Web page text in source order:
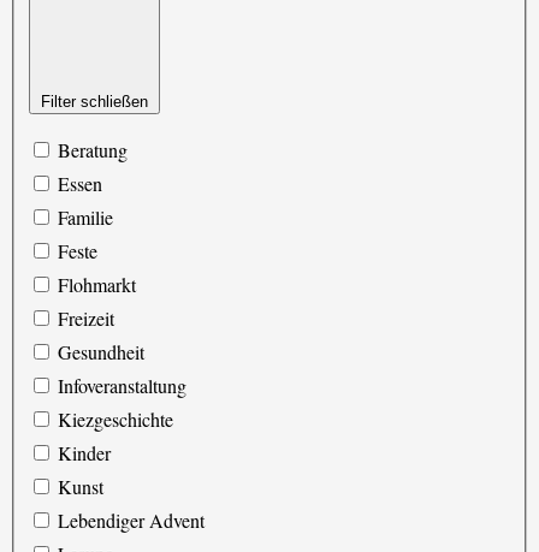
Filter schließen
Beratung
Essen
Familie
Feste
Flohmarkt
Freizeit
Gesundheit
Infoveranstaltung
Kiezgeschichte
Kinder
Kunst
Lebendiger Advent